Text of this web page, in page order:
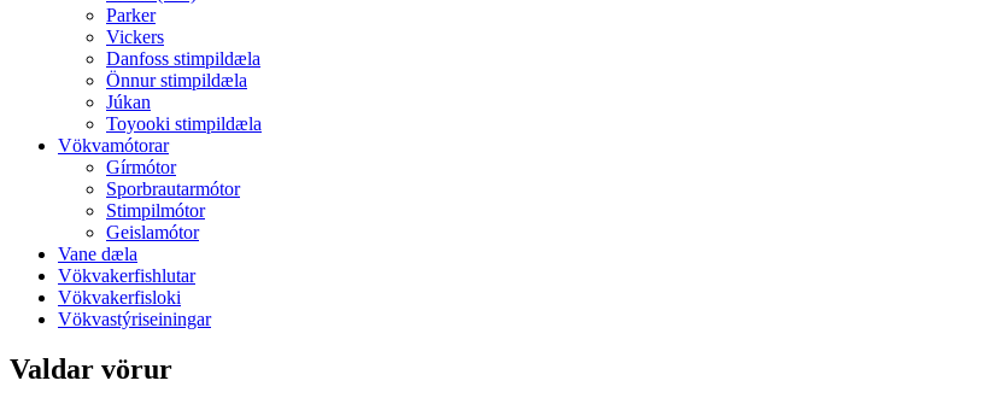
Parker
Vickers
Danfoss stimpildæla
Önnur stimpildæla
Júkan
Toyooki stimpildæla
Vökvamótorar
Gírmótor
Sporbrautarmótor
Stimpilmótor
Geislamótor
Vane dæla
Vökvakerfishlutar
Vökvakerfisloki
Vökvastýriseiningar
Valdar vörur